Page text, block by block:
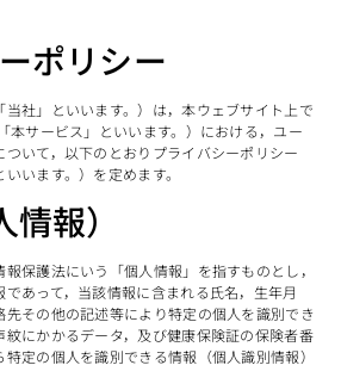
ポリシー
当社」といいます。）は，本ウェブサイト上で
本サービス」といいます。）における，ユー
いて，以下のとおりプライバシーポリシー
います。）を定めます。
報）
報保護法にいう「個人情報」を指すものとし，
あって，当該情報に含まれる氏名，生年月
先その他の記述等により特定の個人を識別でき
にかかるデータ，及び健康保険証の保険者番
定の個人を識別できる情報（個人識別情報）